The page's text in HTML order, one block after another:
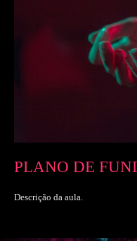
PLANO DE
Descrição da aula.